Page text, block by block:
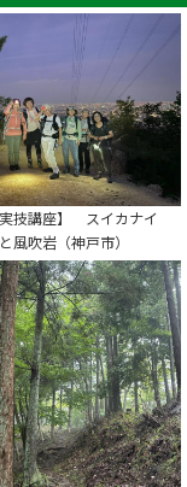
実技講座】 スイカナイ
風吹岩（神戸市）